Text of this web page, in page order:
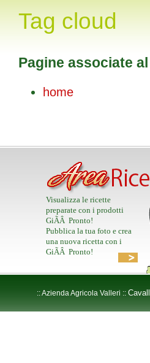
Tag cloud
Pagine associate
home
Visualizza le ricette
preparate con i prodotti
GiÃÂ Pronto!
Pubblica la tua foto e crea
una nuova ricetta con i
GiÃÂ Pronto!
:: Azienda Agricola Valleri ::